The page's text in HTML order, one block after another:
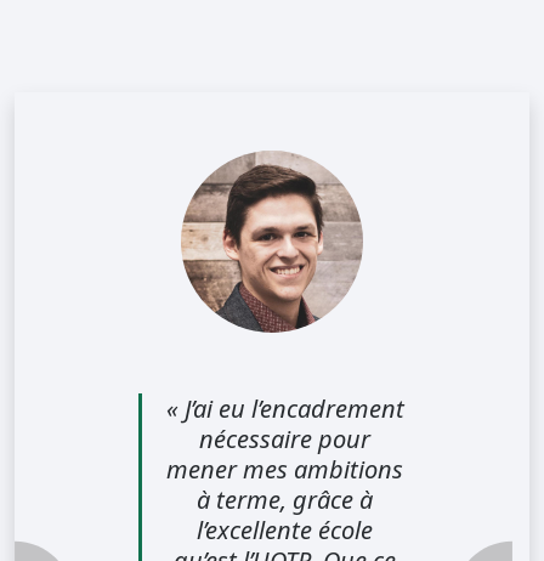
« J’ai eu l’encadrement
nécessaire pour
mener mes ambitions
à terme, grâce à
l’excellente école